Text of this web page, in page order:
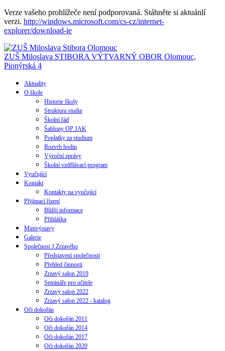
Verze vašeho prohlížeče není podporovaná. Stáhněte si aktuánlí
verzi. http://windows.microsoft.com/cs-cz/internet-
explorer/download-ie
ZUŠ Miloslava STIBORA VÝTVARNÝ OBOR Olomouc,
Pionýrská 4
Aktuality
O škole
Historie školy
Struktura studia
Školní řád
Šablony OP JAK
Poplatky za studium
Rozvrh hodin
Výroční zprávy
Školní vzdělávací program
Vyučující
Kontakt
Kontakty na vyučující
Přijímací řízení
Bližší informace
Přihláška
Minivýstavy
Galerie
Společnost J.Zrzavého
Představení společnosti
Přehled činnosti
Zrzavý salon 2019
Semináře pro učitele
Zrzavý salon 2022
Zrzavý salon 2022 - katalog
Oči dokořán
Oči dokořán 2011
Oči dokořán 2014
Oči dokořán 2017
Oči dokořán 2020